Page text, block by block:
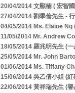
20/04/2014 文顯楠 ( 宏智
27/04/2014 劉學倫先生 -
04/05/2014 Ms. Elaine Ng
11/05/2014 Mr. Andrew
18/05/2014 羅兆明先生 (
25/05/2014 Mr. John
01/06/2014 Ms. Tiffany
15/06/2014 吳乙倩小姐 (
22/06/2014 黃祥瑞先生 (譽